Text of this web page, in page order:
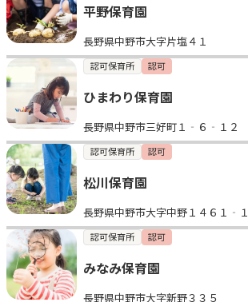
メッセージ
おすすめの園
エンクルの特徴と活用方法
コラム
お知らせ
平野保育園
長野県中野市大字片塩４１
認可保育所 認可
ひまわり保育園
長野県中野市三好町１‐６‐１２
認可保育所 認可
松川保育園
長野県中野市大字中野１４６１‐１
認可保育所 認可
みなみ保育園
長野県中野市大字新野３３５